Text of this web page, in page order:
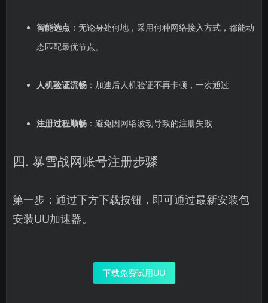
智能选点：无论身处何地，采用何种网络接入方式，都能动
态匹配最优节点。
人机验证流畅：加速后人机验证不再卡顿，一次通过
注册过程顺畅：避免因网络波动导致的注册失败
四. 暴雪战网账号注册步骤
第一步：通过下方下载按钮，即可通过最新安装包
安装UU加速器。
下载免费试用UU